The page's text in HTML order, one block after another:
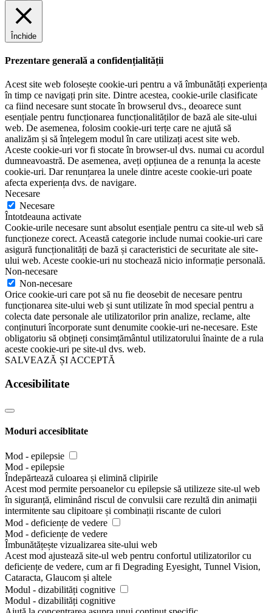
Închide
Prezentare generală a confidențialității
Acest site web folosește cookie-uri pentru a vă îmbunătăți experiența
în timp ce navigați prin site. Dintre acestea, cookie-urile clasificate
ca fiind necesare sunt stocate în browserul dvs., deoarece sunt
esențiale pentru funcționarea funcționalităților de bază ale site-ului
web. De asemenea, folosim cookie-uri terțe care ne ajută să
analizăm și să înțelegem modul în care utilizați acest site web.
Aceste cookie-uri vor fi stocate în browser-ul dvs. numai cu acordul
dumneavoastră. De asemenea, aveți opțiunea de a renunța la aceste
cookie-uri. Dar renunțarea la unele dintre aceste cookie-uri poate
afecta experiența dvs. de navigare.
Necesare
Necesare
Întotdeauna activate
Cookie-urile necesare sunt absolut esențiale pentru ca site-ul web să
funcționeze corect. Această categorie include numai cookie-uri care
asigură funcționalități de bază și caracteristici de securitate ale site-
ului web. Aceste cookie-uri nu stochează nicio informație personală.
Non-necesare
Non-necesare
Orice cookie-uri care pot să nu fie deosebit de necesare pentru
funcționarea site-ului web și sunt utilizate în mod special pentru a
colecta date personale ale utilizatorilor prin analize, reclame, alte
conținuturi încorporate sunt denumite cookie-uri ne-necesare. Este
obligatoriu să obțineți consimțământul utilizatorului înainte de a rula
aceste cookie-uri pe site-ul dvs. web.
SALVEAZĂ ȘI ACCEPTĂ
Accesibilitate
Moduri accesiblitate
Mod - epilepsie
Mod - epilepsie
Îndepărtează culoarea și elimină clipirile
Acest mod permite persoanelor cu epilepsie să utilizeze site-ul web
în siguranță, eliminând riscul de convulsii care rezultă din animații
intermitente sau clipitoare și combinații riscante de culori
Mod - deficiențe de vedere
Mod - deficiențe de vedere
Îmbunătățește vizualizarea site-ului web
Acest mod ajustează site-ul web pentru confortul utilizatorilor cu
deficiențe de vedere, cum ar fi Degrading Eyesight, Tunnel Vision,
Cataracta, Glaucom și altele
Modul - dizabilități cognitive
Modul - dizabilități cognitive